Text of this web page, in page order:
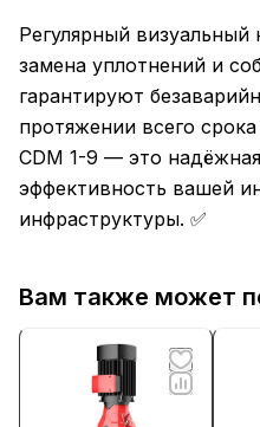
Регулярный
замена уплотнений и
гарантируют
протяжении всего
CDM 1-9 — это
эффективность вашей
инфраструктуры. ✅
Вам также может